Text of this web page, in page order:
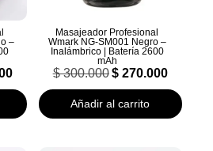
–
actual
$ 270.000.
Masajeador Profesional
Wmark NG-SM001 Negro –
Inalámbrico | Batería 2600
mAh
$300.000 El
precio
original
era:
$270.000El
actual
$ 270.000.
Añadir al carrito